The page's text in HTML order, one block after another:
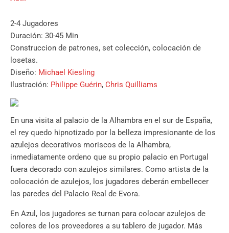
2-4 Jugadores
Duración: 30-45 Min
Construccion de patrones, set colección, colocación de
losetas.
Diseño: Michael Kiesling
Ilustración: Philippe Guérin, Chris Quilliams
En una visita al palacio de la Alhambra en el sur de España,
el rey quedo hipnotizado por la belleza impresionante de los
azulejos decorativos moriscos de la Alhambra,
inmediatamente ordeno que su propio palacio en Portugal
fuera decorado con azulejos similares. Como artista de la
colocación de azulejos, los jugadores deberán embellecer
las paredes del Palacio Real de Evora.
En Azul, los jugadores se turnan para colocar azulejos de
colores de los proveedores a su tablero de jugador. Más